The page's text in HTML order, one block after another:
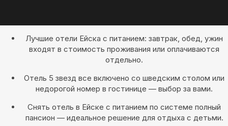
Лучшие отели Ейска с питанием: завтрак, обед, ужин
входят в стоимость проживания или оплачиваются
отдельно.
Отель 5 звезд все включено со шведским столом или
недорогой номер в гостинице — выбор за вами.
Снять отель в Ейске с питанием по системе полный
пансион — идеальное решение для отдыха с детьми.